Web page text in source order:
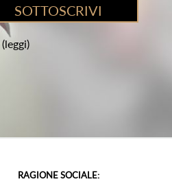
(leggi)
RAGIONE SOCIALE: